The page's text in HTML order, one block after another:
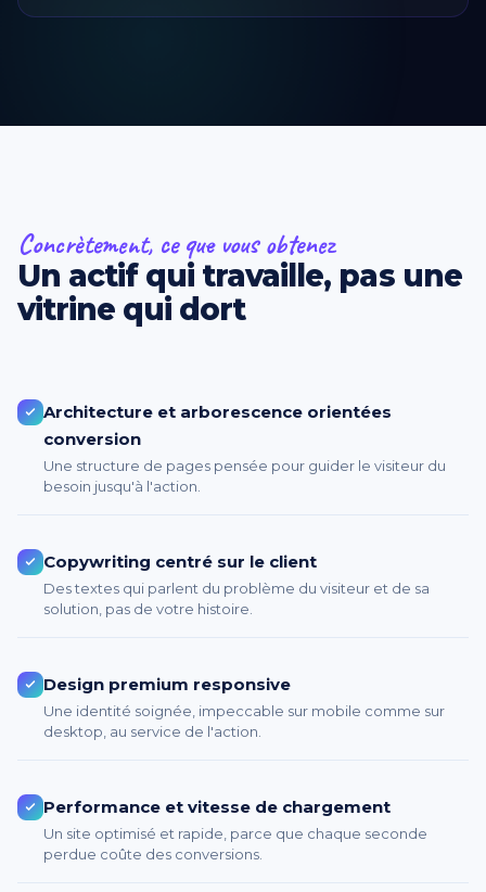
Concrètement, ce que vous obtenez
Un actif qui travaille, pas une
vitrine qui dort
Architecture et arborescence orientées
conversion
Une structure de pages pensée pour guider le visiteur du
besoin jusqu'à l'action.
Copywriting centré sur le client
Des textes qui parlent du problème du visiteur et de sa
solution, pas de votre histoire.
Design premium responsive
Une identité soignée, impeccable sur mobile comme sur
desktop, au service de l'action.
Performance et vitesse de chargement
Un site optimisé et rapide, parce que chaque seconde
perdue coûte des conversions.